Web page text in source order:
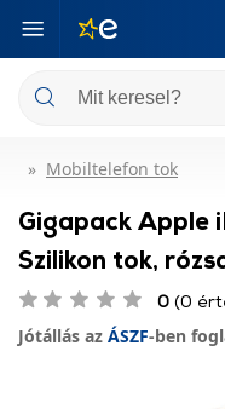
Mobiltelefon tok
Gigapack Apple
Szilikon tok,
0 (0
Jótállás az ÁSZF-ben